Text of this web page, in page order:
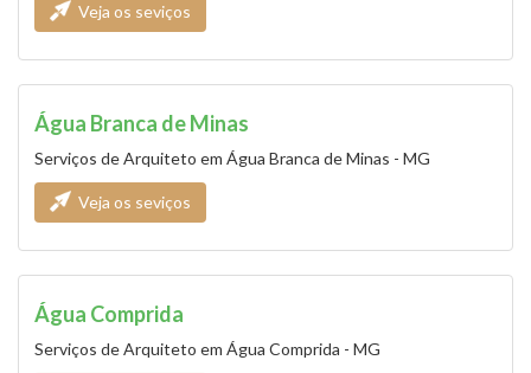
Veja os seviços
Água Branca de Minas
Serviços de Arquiteto em Água Branca de Minas - MG
Veja os seviços
Água Comprida
Serviços de Arquiteto em Água Comprida - MG